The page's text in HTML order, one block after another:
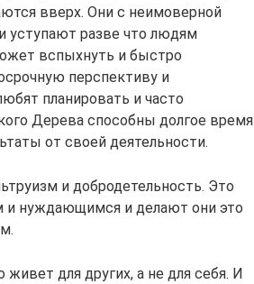
вверх. Они с неимоверной
уступают разве что людям
вспыхнуть и быстро
перспективу и
планировать и часто
Дерева способны долгое время
от своей деятельности.
и добродетельность. Это
и нуждающимся и делают они это
для других, а не для себя. И